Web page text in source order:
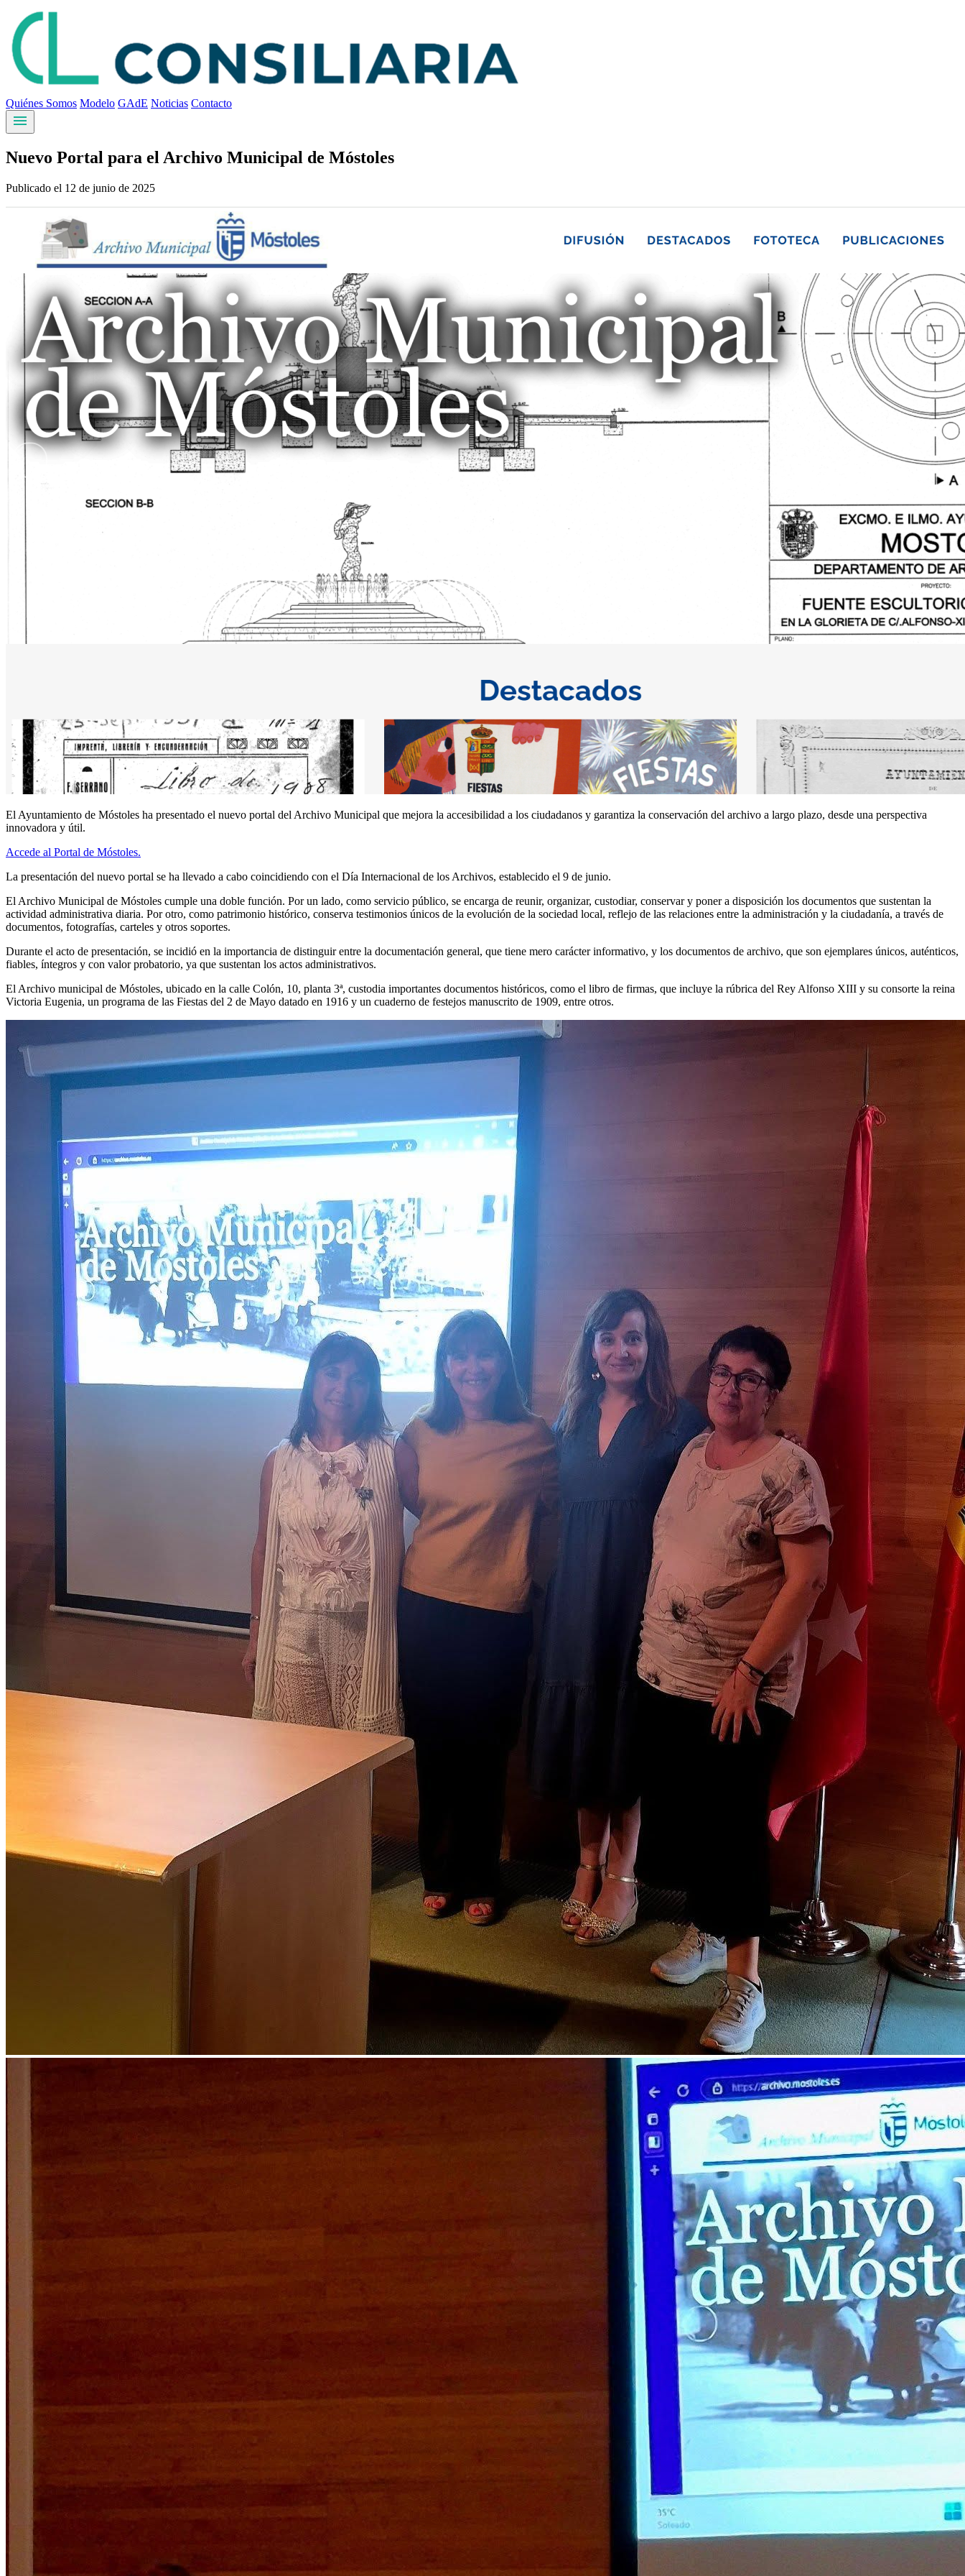
Quiénes Somos Modelo GAdE Noticias Contacto
menu
Nuevo Portal para el Archivo Municipal de Móstoles
Publicado el 12 de junio de 2025
El Ayuntamiento de Móstoles ha presentado el nuevo portal del Archivo Municipal que mejora la accesibilidad a los ciudadanos y garantiza la conservación del archivo a largo plazo, desde una perspectiva
innovadora y útil.
Accede al Portal de Móstoles.
La presentación del nuevo portal se ha llevado a cabo coincidiendo con el Día Internacional de los Archivos, establecido el 9 de junio.
El Archivo Municipal de Móstoles cumple una doble función. Por un lado, como servicio público, se encarga de reunir, organizar, custodiar, conservar y poner a disposición los documentos que sustentan la
actividad administrativa diaria. Por otro, como patrimonio histórico, conserva testimonios únicos de la evolución de la sociedad local, reflejo de las relaciones entre la administración y la ciudadanía, a través de
documentos, fotografías, carteles y otros soportes.
Durante el acto de presentación, se incidió en la importancia de distinguir entre la documentación general, que tiene mero carácter informativo, y los documentos de archivo, que son ejemplares únicos, auténticos,
fiables, íntegros y con valor probatorio, ya que sustentan los actos administrativos.
El Archivo municipal de Móstoles, ubicado en la calle Colón, 10, planta 3ª, custodia importantes documentos históricos, como el libro de firmas, que incluye la rúbrica del Rey Alfonso XIII y su consorte la reina
Victoria Eugenia, un programa de las Fiestas del 2 de Mayo datado en 1916 y un cuaderno de festejos manuscrito de 1909, entre otros.